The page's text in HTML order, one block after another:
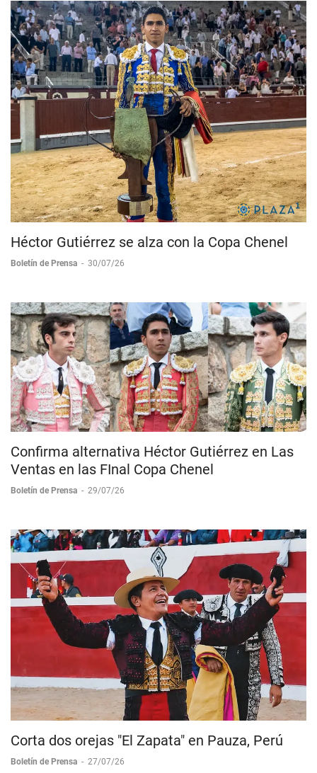
Héctor Gutiérrez se alza con la Copa Chenel
Boletín de Prensa - 30/07/26
Confirma alternativa Héctor Gutiérrez en Las
Ventas en las FInal Copa Chenel
Boletín de Prensa - 29/07/26
Corta dos orejas "El Zapata" en Pauza, Perú
Boletín de Prensa - 27/07/26